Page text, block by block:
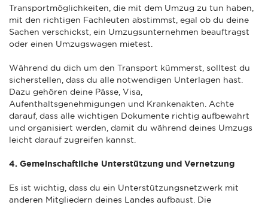
Transportmöglichkeiten, die mit dem Umzug zu tun haben,
mit den richtigen Fachleuten abstimmst, egal ob du deine
Sachen verschickst, ein Umzugsunternehmen beauftragst
oder einen Umzugswagen mietest.
Während du dich um den Transport kümmerst, solltest du
sicherstellen, dass du alle notwendigen Unterlagen hast.
Dazu gehören deine Pässe, Visa,
Aufenthaltsgenehmigungen und Krankenakten. Achte
darauf, dass alle wichtigen Dokumente richtig aufbewahrt
und organisiert werden, damit du während deines Umzugs
leicht darauf zugreifen kannst.
4. Gemeinschaftliche Unterstützung und Vernetzung
Es ist wichtig, dass du ein Unterstützungsnetzwerk mit
anderen Mitgliedern deines Landes aufbaust. Die